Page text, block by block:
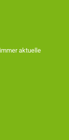
aktuelle